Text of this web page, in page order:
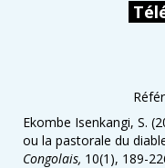
Ekombe Isenkangi, S.
ou la pastorale du
Congolais, 10(1), 189-